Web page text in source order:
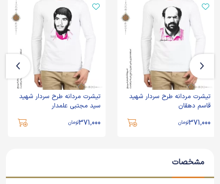
تیشرت مردانه طرح سردار شهید
قاسم دهقان
371,000تومان
تیشرت مردانه طرح سردار شهید
سید مجتبی علمدار
371,000تومان
مشخصات